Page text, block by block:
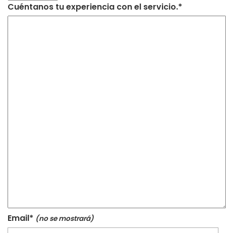
Cuéntanos tu experiencia con el servicio.*
Email* (no se mostrará)